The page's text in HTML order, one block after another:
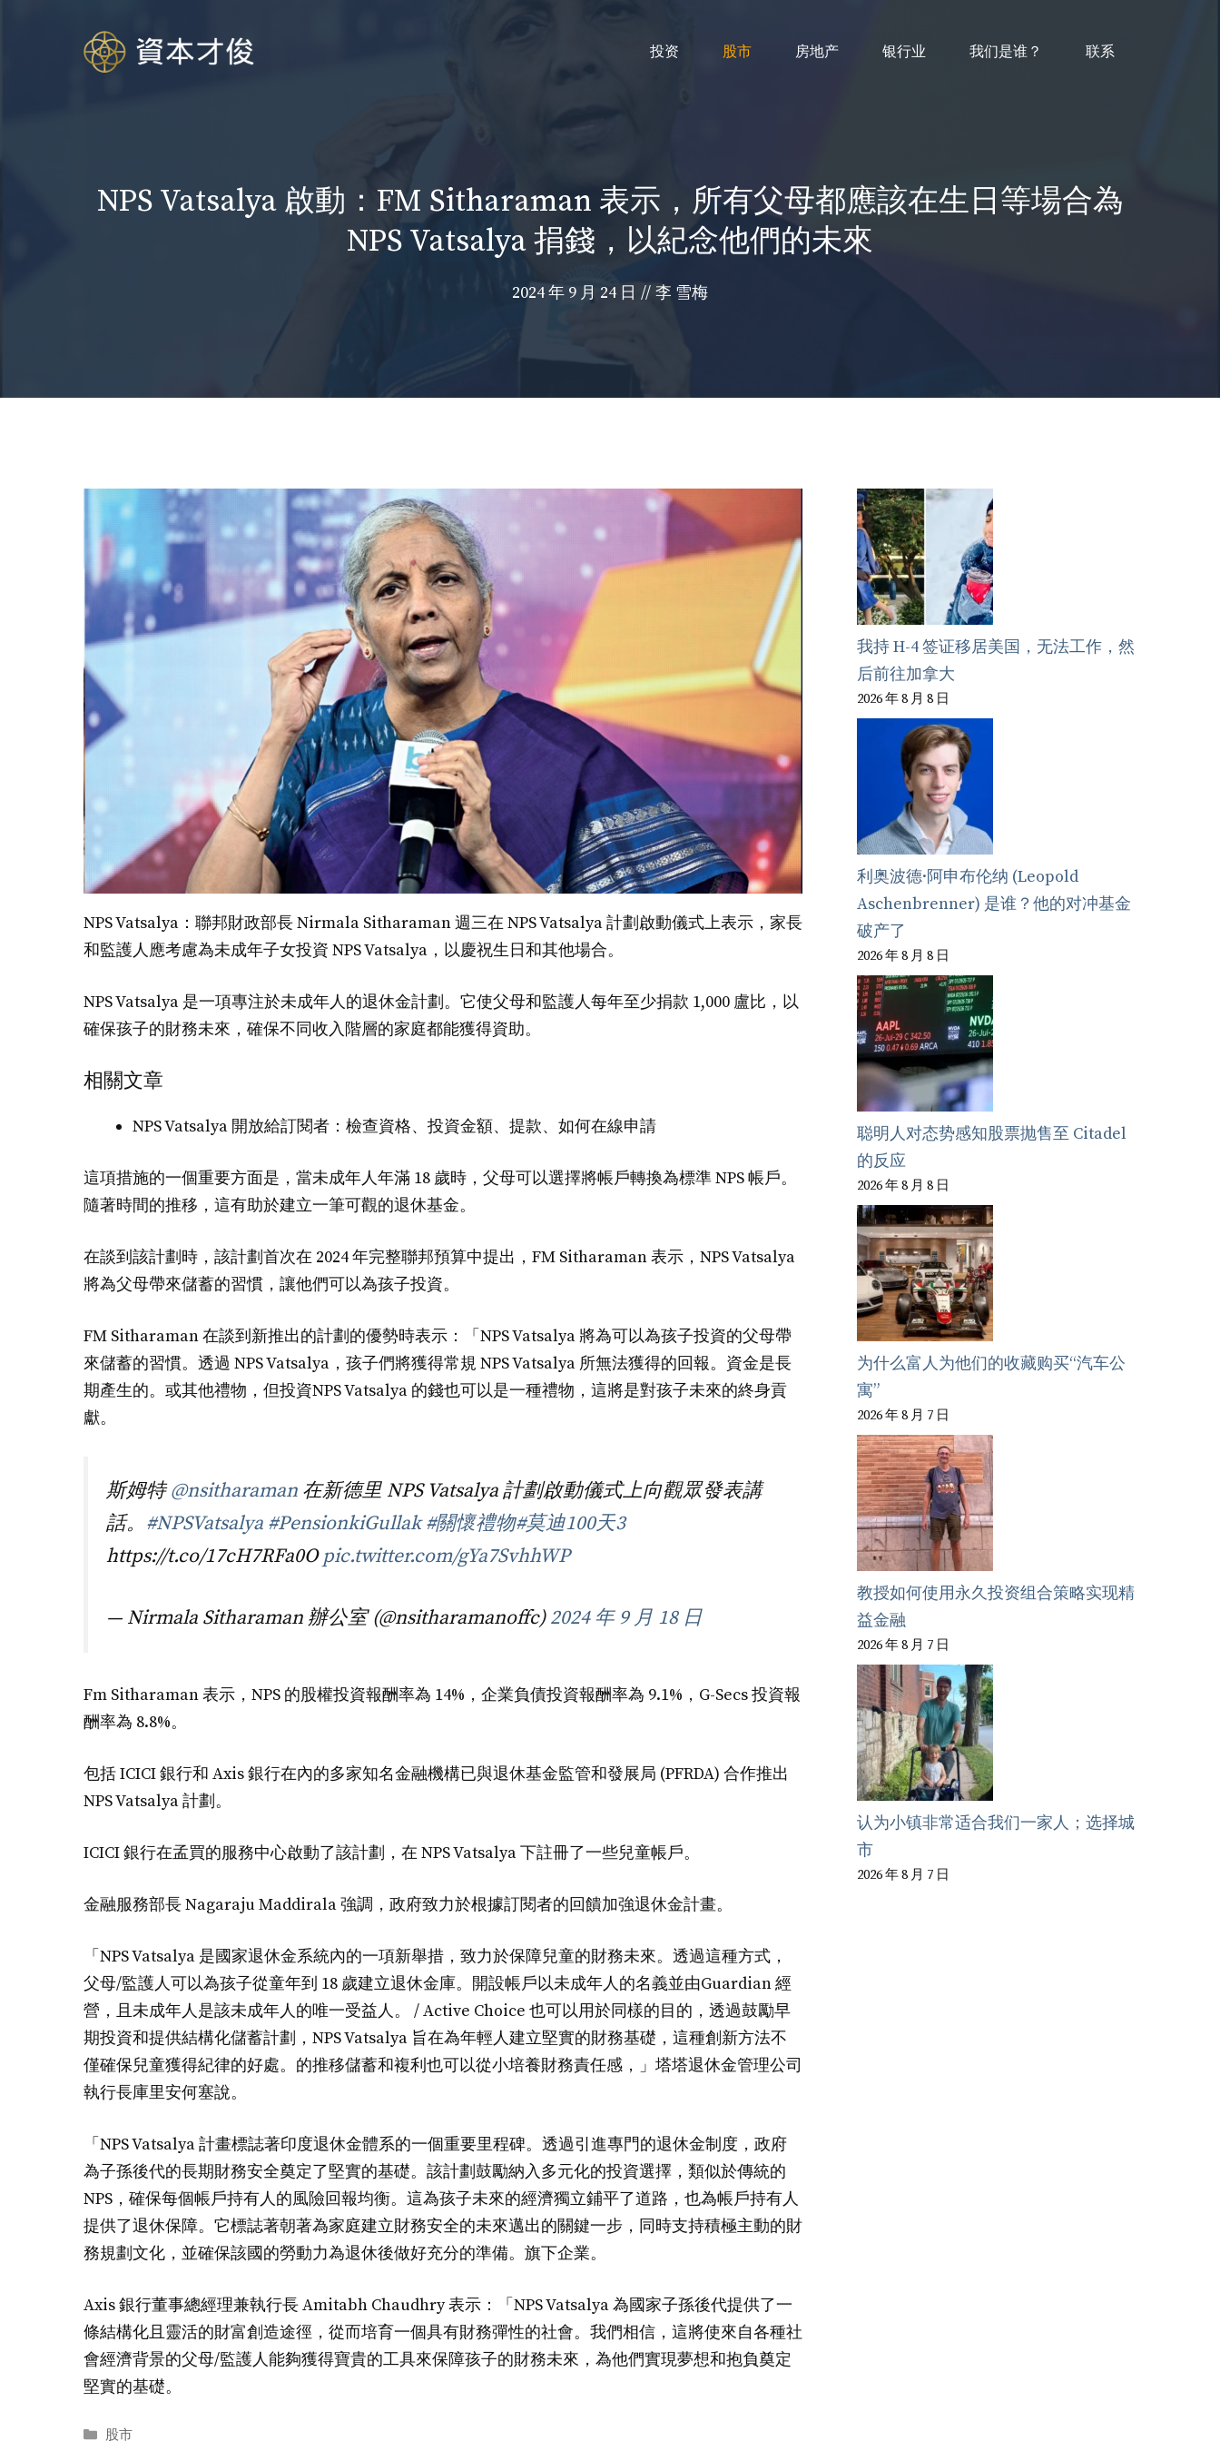
投资 股市 房地产 银行业 我们是谁？ 联系
NPS Vatsalya 啟動：FM Sitharaman 表示，所有父母都應該在生日等場合為
NPS Vatsalya 捐錢，以紀念他們的未來
2024 年 9 月 24 日 // 李 雪梅
NPS Vatsalya：聯邦財政部長 Nirmala Sitharaman 週三在 NPS Vatsalya 計劃啟動儀式上表示，家長
和監護人應考慮為未成年子女投資 NPS Vatsalya，以慶祝生日和其他場合。
NPS Vatsalya 是一項專注於未成年人的退休金計劃。它使父母和監護人每年至少捐款 1,000 盧比，以
確保孩子的財務未來，確保不同收入階層的家庭都能獲得資助。
相關文章
NPS Vatsalya 開放給訂閱者：檢查資格、投資金額、提款、如何在線申請
這項措施的一個重要方面是，當未成年人年滿 18 歲時，父母可以選擇將帳戶轉換為標準 NPS 帳戶。
隨著時間的推移，這有助於建立一筆可觀的退休基金。
在談到該計劃時，該計劃首次在 2024 年完整聯邦預算中提出，FM Sitharaman 表示，NPS Vatsalya
將為父母帶來儲蓄的習慣，讓他們可以為孩子投資。
FM Sitharaman 在談到新推出的計劃的優勢時表示：「NPS Vatsalya 將為可以為孩子投資的父母帶
來儲蓄的習慣。透過 NPS Vatsalya，孩子們將獲得常規 NPS Vatsalya 所無法獲得的回報。資金是長
期產生的。或其他禮物，但投資NPS Vatsalya 的錢也可以是一種禮物，這將是對孩子未來的終身貢
獻。
斯姆特@nsitharaman 在新德里 NPS Vatsalya 計劃啟動儀式上向觀眾發表講
話。 #NPSVatsalya #PensionkiGullak #關懷禮物#莫迪100天3
https://t.co/17cH7RFa0Opic.twitter.com/gYa7SvhhWP
— Nirmala Sitharaman 辦公室 (@nsitharamanoffc)2024 年 9 月 18 日
Fm Sitharaman 表示，NPS 的股權投資報酬率為 14%，企業負債投資報酬率為 9.1%，G-Secs 投資報
酬率為 8.8%。
包括 ICICI 銀行和 Axis 銀行在內的多家知名金融機構已與退休基金監管和發展局 (PFRDA) 合作推出
NPS Vatsalya 計劃。
ICICI 銀行在孟買的服務中心啟動了該計劃，在 NPS Vatsalya 下註冊了一些兒童帳戶。
金融服務部長 Nagaraju Maddirala 強調，政府致力於根據訂閱者的回饋加強退休金計畫。
「NPS Vatsalya 是國家退休金系統內的一項新舉措，致力於保障兒童的財務未來。透過這種方式，
父母/監護人可以為孩子從童年到 18 歲建立退休金庫。開設帳戶以未成年人的名義並由Guardian 經
營，且未成年人是該未成年人的唯一受益人。 / Active Choice 也可以用於同樣的目的，透過鼓勵早
期投資和提供結構化儲蓄計劃，NPS Vatsalya 旨在為年輕人建立堅實的財務基礎，這種創新方法不
僅確保兒童獲得紀律的好處。的推移儲蓄和複利也可以從小培養財務責任感，」塔塔退休金管理公司
執行長庫里安何塞說。
「NPS Vatsalya 計畫標誌著印度退休金體系的一個重要里程碑。透過引進專門的退休金制度，政府
為子孫後代的長期財務安全奠定了堅實的基礎。該計劃鼓勵納入多元化的投資選擇，類似於傳統的
NPS，確保每個帳戶持有人的風險回報均衡。這為孩子未來的經濟獨立鋪平了道路，也為帳戶持有人
提供了退休保障。它標誌著朝著為家庭建立財務安全的未來邁出的關鍵一步，同時支持積極主動的財
務規劃文化，並確保該國的勞動力為退休後做好充分的準備。旗下企業。
Axis 銀行董事總經理兼執行長 Amitabh Chaudhry 表示：「NPS Vatsalya 為國家子孫後代提供了一
條結構化且靈活的財富創造途徑，從而培育一個具有財務彈性的社會。我們相信，這將使來自各種社
會經濟背景的父母/監護人能夠獲得寶貴的工具來保障孩子的財務未來，為他們實現夢想和抱負奠定
堅實的基礎。
分
股市
我持 H-4 签证移居美国，无法工作，然
后前往加拿大
2026 年 8 月 8 日
利奥波德·阿申布伦纳 (Leopold
Aschenbrenner) 是谁？他的对冲基金
破产了
2026 年 8 月 8 日
聪明人对态势感知股票抛售至 Citadel
的反应
2026 年 8 月 8 日
为什么富人为他们的收藏购买“汽车公
寓”
2026 年 8 月 7 日
教授如何使用永久投资组合策略实现精
益金融
2026 年 8 月 7 日
认为小镇非常适合我们一家人；选择城
市
2026 年 8 月 7 日